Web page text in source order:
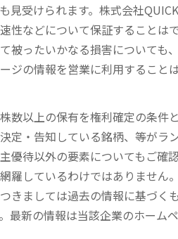
見受けられます。株式会社
性などについて保証することは
被ったいかなる損害についても
ジの情報を営業に利用するこ
数以上の保有を権利確定の条
定・告知している銘柄、等がラ
優待以外の要素についてもご確
羅しているわけではありません。
きましては過去の情報に基づく
最新の情報は当該企業のホーム